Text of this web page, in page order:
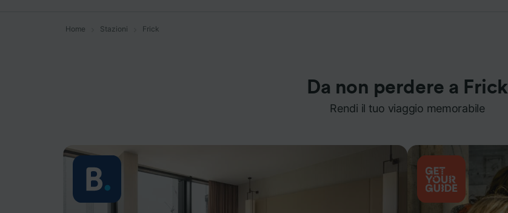
Home Stazioni Frick
Da non perdere a Frick
Rendi il tuo viaggio memorabile